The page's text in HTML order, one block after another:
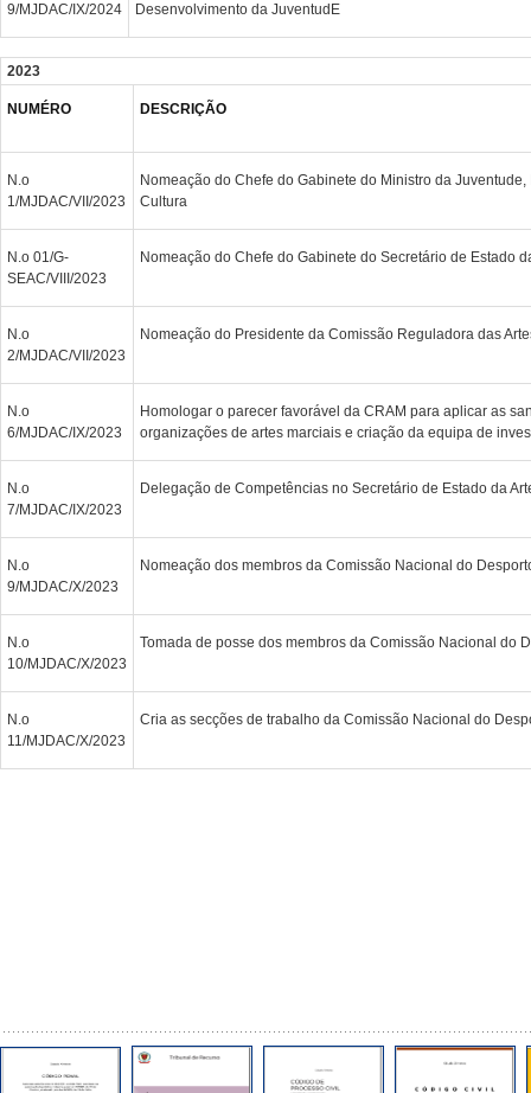
9/MJDAC/IX/2024 Desenvolvimento da JuventudE
2023
NUMÉRO DESCRIÇÃO
N.o
1/MJDAC/VII/2023
Nomeação do Chefe do Gabinete do Ministro da Juventude,
Cultura
N.o 01/G-
SEAC/VIII/2023
Nomeação do Chefe do Gabinete do Secretário de Estado
N.o
2/MJDAC/VII/2023
Nomeação do Presidente da Comissão Reguladora das
N.o
6/MJDAC/IX/2023
Homologar o parecer favorável da CRAM para aplicar as
organizações de artes marciais e criação da equipa de
N.o
7/MJDAC/IX/2023
Delegação de Competências no Secretário de Estado da
N.o
9/MJDAC/X/2023
Nomeação dos membros da Comissão Nacional do
N.o
10/MJDAC/X/2023
Tomada de posse dos membros da Comissão Nacional do
N.o
11/MJDAC/X/2023
Cria as secções de trabalho da Comissão Nacional do